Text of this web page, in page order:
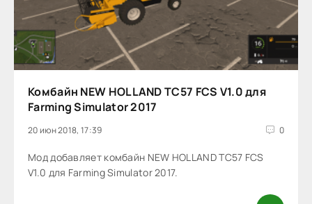
Комбайн NEW HOLLAND TC57 FCS V1.0 для
Farming Simulator 2017
20 июн 2018, 17:39 0
Мод добавляет комбайн NEW HOLLAND TC57 FCS
V1.0 для Farming Simulator 2017.